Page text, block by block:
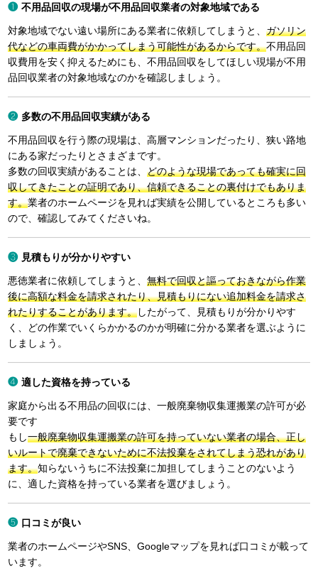
不用品回収の現場が不用品回収業者の対象地域である
対象地域でない遠い場所にある業者に依頼してしまうと、ガソリン
代などの車両費がかかってしまう可能性があるからです。不用品回
収費用を安く抑えるためにも、不用品回収をしてほしい現場が不用
品回収業者の対象地域なのかを確認しましょう。
多数の不用品回収実績がある
不用品回収を行う際の現場は、高層マンションだったり、狭い路地
にある家だったりとさまざまです。
多数の回収実績があることは、どのような現場であっても確実に回
収してきたことの証明であり、信頼できることの裏付けでもありま
す。業者のホームページを見れば実績を公開しているところも多い
ので、確認してみてくださいね。
見積もりが分かりやすい
悪徳業者に依頼してしまうと、無料で回収と謳っておきながら作業
後に高額な料金を請求されたり、見積もりにない追加料金を請求さ
れたりすることがあります。したがって、見積もりが分かりやす
く、どの作業でいくらかかるのかが明確に分かる業者を選ぶように
しましょう。
適した資格を持っている
家庭から出る不用品の回収には、一般廃棄物収集運搬業の許可が必
要です
もし一般廃棄物収集運搬業の許可を持っていない業者の場合、正し
いルートで廃棄できないために不法投棄をされてしまう恐れがあり
ます。知らないうちに不法投棄に加担してしまうことのないよう
に、適した資格を持っている業者を選びましょう。
口コミが良い
業者のホームページやSNS、Googleマップを見れば口コミが載って
います。